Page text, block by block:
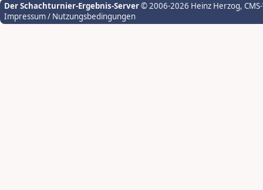
Der Schachturnier-Ergebnis-Server© 2006-2026 Heinz Herzog,
Impressum / Nutzungsbedingungen